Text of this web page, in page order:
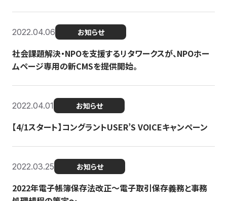
2022.04.06 お知らせ
社会課題解決・NPOを支援するリタワークスが、NPOホー
ムページ専用の新CMSを提供開始。
2022.04.01 お知らせ
【4/1スタート】コングラントUSER’S VOICEキャンペーン
2022.03.25 お知らせ
2022年電子帳簿保存法改正～電子取引保存義務と事務